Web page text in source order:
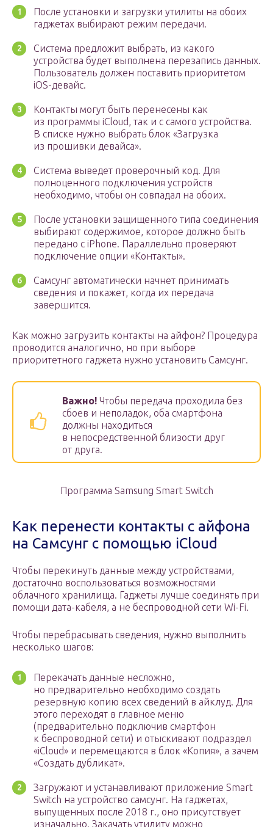
После установки и загрузки утилиты на обоих
гаджетах выбирают режим передачи.
Система предложит выбрать, из какого
устройства будет выполнена перезапись данных.
Пользователь должен поставить приоритетом
iOS-девайс.
Контакты могут быть перенесены как
из программы iCloud, так и с самого устройства.
В списке нужно выбрать блок «Загрузка
из прошивки девайса».
Система выведет проверочный код. Для
полноценного подключения устройств
необходимо, чтобы он совпадал на обоих.
После установки защищенного типа соединения
выбирают содержимое, которое должно быть
передано с iPhone. Параллельно проверяют
подключение опции «Контакты».
Самсунг автоматически начнет принимать
сведения и покажет, когда их передача
завершится.
Как можно загрузить контакты на айфон? Процедура
проводится аналогично, но при выборе
приоритетного гаджета нужно установить Самсунг.
Важно! Чтобы передача проходила без
сбоев и неполадок, оба смартфона
должны находиться
в непосредственной близости друг
от друга.
Программа Samsung Smart Switch
Как перенести контакты с айфона
на Самсунг с помощью iCloud
Чтобы перекинуть данные между устройствами,
достаточно воспользоваться возможностями
облачного хранилища. Гаджеты лучше соединять при
помощи дата-кабеля, а не беспроводной сети Wi-Fi.
Чтобы перебрасывать сведения, нужно выполнить
несколько шагов:
Перекачать данные несложно,
но предварительно необходимо создать
резервную копию всех сведений в айклуд. Для
этого переходят в главное меню
(предварительно подключив смартфон
к беспроводной сети) и отыскивают подраздел
«iCloud» и перемещаются в блок «Копия», а зачем
«Создать дубликат».
Загружают и устанавливают приложение Smart
Switch на устройство самсунг. На гаджетах,
выпущенных после 2018 г., оно присутствует
изначально. Закачать утилиту можно